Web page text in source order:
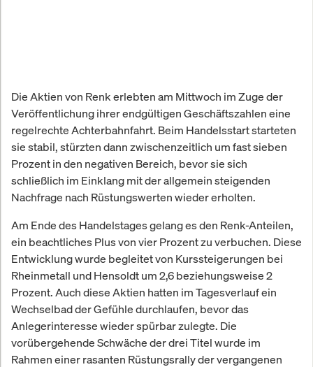
Die Aktien von Renk erlebten am Mittwoch im Zuge der
Veröffentlichung ihrer endgültigen Geschäftszahlen eine
regelrechte Achterbahnfahrt. Beim Handelsstart starteten
sie stabil, stürzten dann zwischenzeitlich um fast sieben
Prozent in den negativen Bereich, bevor sie sich
schließlich im Einklang mit der allgemein steigenden
Nachfrage nach Rüstungswerten wieder erholten.
Am Ende des Handelstages gelang es den Renk-Anteilen,
ein beachtliches Plus von vier Prozent zu verbuchen. Diese
Entwicklung wurde begleitet von Kurssteigerungen bei
Rheinmetall und Hensoldt um 2,6 beziehungsweise 2
Prozent. Auch diese Aktien hatten im Tagesverlauf ein
Wechselbad der Gefühle durchlaufen, bevor das
Anlegerinteresse wieder spürbar zulegte. Die
vorübergehende Schwäche der drei Titel wurde im
Rahmen einer rasanten Rüstungsrally der vergangenen